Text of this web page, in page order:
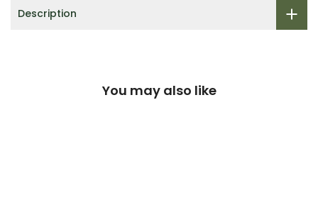
Description
You may also like